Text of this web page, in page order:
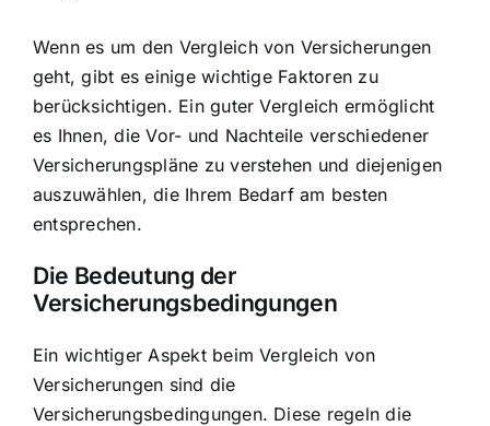
Wenn es um den Vergleich von Versicherungen
geht, gibt es einige wichtige Faktoren zu
berücksichtigen. Ein guter Vergleich ermöglicht
es Ihnen, die Vor- und Nachteile verschiedener
Versicherungspläne zu verstehen und diejenigen
auszuwählen, die Ihrem Bedarf am besten
entsprechen.
Die Bedeutung der
Versicherungsbedingungen
Ein wichtiger Aspekt beim Vergleich von
Versicherungen sind die
Versicherungsbedingungen. Diese regeln die